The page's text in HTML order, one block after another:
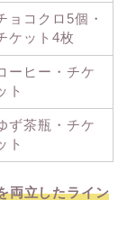
ョコクロ5個・
ケット4枚
ーヒー・チケ
ト
ず茶瓶・チケ
ト
両立したライン